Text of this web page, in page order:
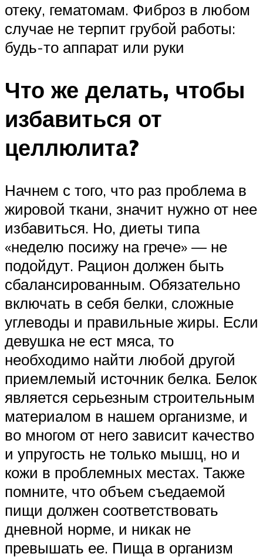
отеку, гематомам. Фиброз в любом
случае не терпит грубой работы:
будь-то аппарат или руки
Что же делать, чтобы
избавиться от
целлюлита?
Начнем с того, что раз проблема в
жировой ткани, значит нужно от нее
избавиться. Но, диеты типа
«неделю посижу на грече» — не
подойдут. Рацион должен быть
сбалансированным. Обязательно
включать в себя белки, сложные
углеводы и правильные жиры. Если
девушка не ест мяса, то
необходимо найти любой другой
приемлемый источник белка. Белок
является серьезным строительным
материалом в нашем организме, и
во многом от него зависит качество
и упругость не только мышц, но и
кожи в проблемных местах. Также
помните, что объем съедаемой
пищи должен соответствовать
дневной норме, и никак не
превышать ее. Пища в организм